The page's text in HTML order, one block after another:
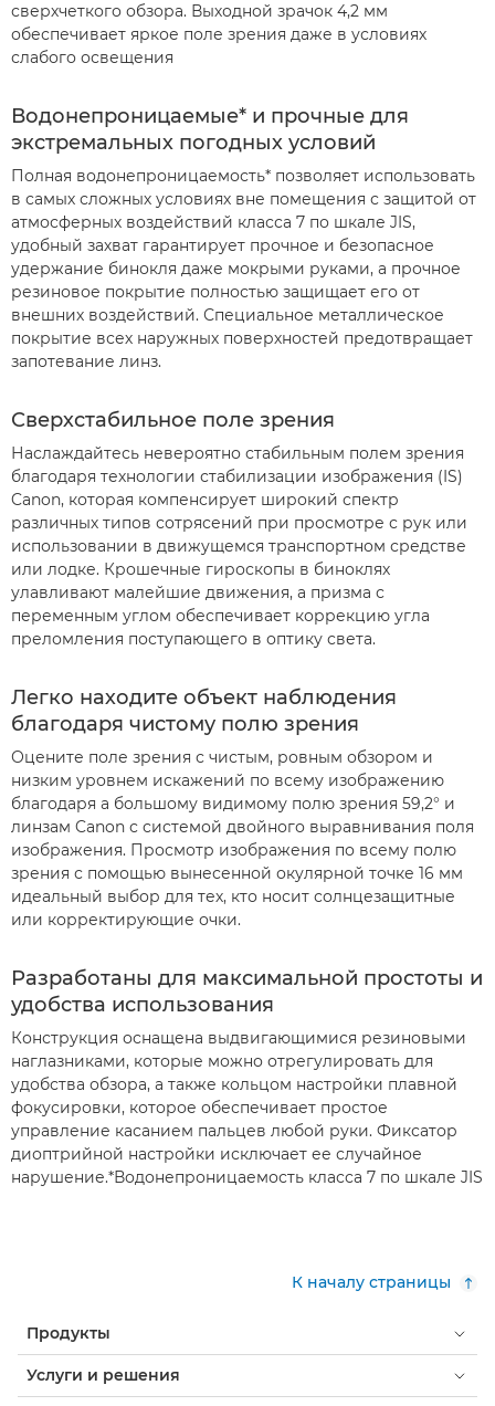
сверхчеткого обзора. Выходной зрачок 4,2 мм
обеспечивает яркое поле зрения даже в условиях
слабого освещения
Водонепроницаемые* и прочные для
экстремальных погодных условий
Полная водонепроницаемость* позволяет использовать
в самых сложных условиях вне помещения с защитой от
атмосферных воздействий класса 7 по шкале JIS,
удобный захват гарантирует прочное и безопасное
удержание бинокля даже мокрыми руками, а прочное
резиновое покрытие полностью защищает его от
внешних воздействий. Специальное металлическое
покрытие всех наружных поверхностей предотвращает
запотевание линз.
Сверхстабильное поле зрения
Наслаждайтесь невероятно стабильным полем зрения
благодаря технологии стабилизации изображения (IS)
Canon, которая компенсирует широкий спектр
различных типов сотрясений при просмотре с рук или
использовании в движущемся транспортном средстве
или лодке. Крошечные гироскопы в биноклях
улавливают малейшие движения, а призма с
переменным углом обеспечивает коррекцию угла
преломления поступающего в оптику света.
Легко находите объект наблюдения
благодаря чистому полю зрения
Оцените поле зрения с чистым, ровным обзором и
низким уровнем искажений по всему изображению
благодаря a большому видимому полю зрения 59,2° и
линзам Canon с системой двойного выравнивания поля
изображения. Просмотр изображения по всему полю
зрения с помощью вынесенной окулярной точке 16 мм
идеальный выбор для тех, кто носит солнцезащитные
или корректирующие очки.
Разработаны для максимальной простоты и
удобства использования
Конструкция оснащена выдвигающимися резиновыми
наглазниками, которые можно отрегулировать для
удобства обзора, а также кольцом настройки плавной
фокусировки, которое обеспечивает простое
управление касанием пальцев любой руки. Фиксатор
диоптрийной настройки исключает ее случайное
нарушение.*Водонепроницаемость класса 7 по шкале JIS
К началу страницы
Продукты
Услуги и решения